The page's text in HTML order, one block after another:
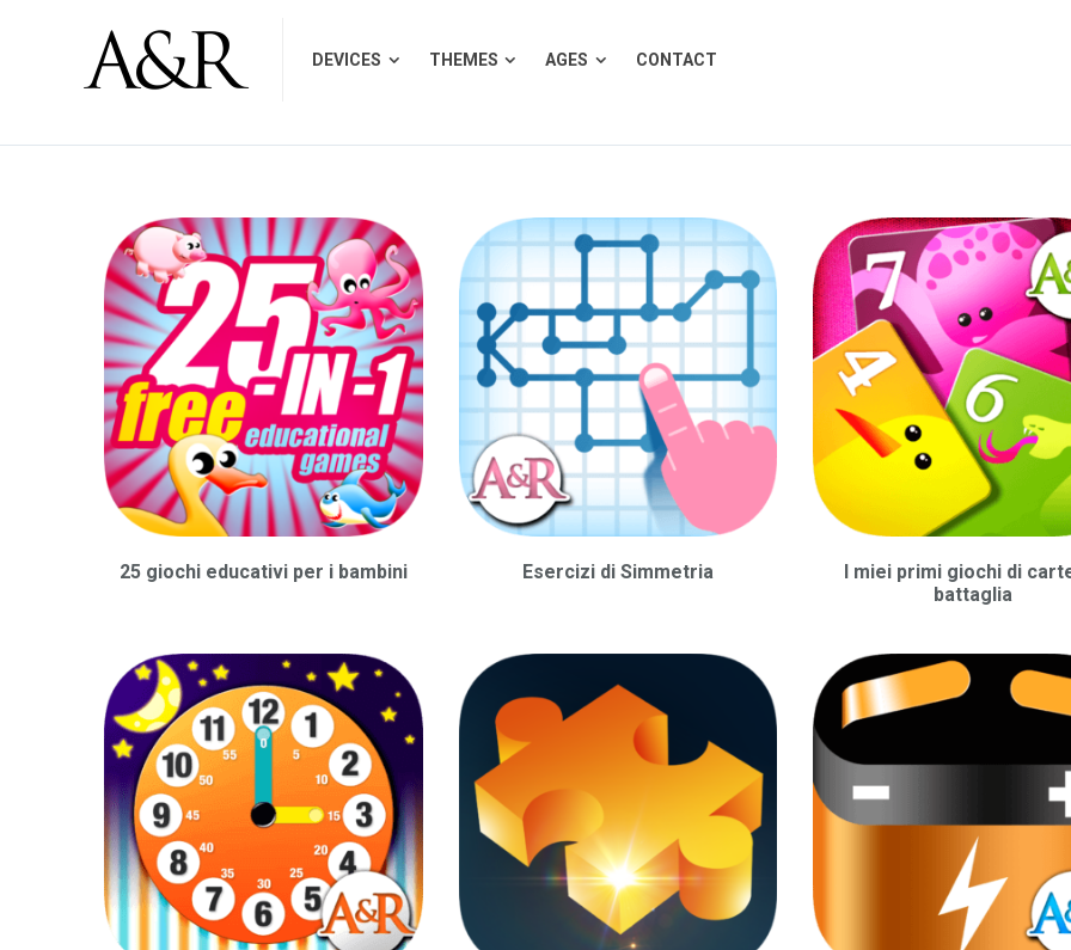
DEVICES THEMES AGES CONTACT
25 giochi educativi per i bambini Esercizi di Simmetria
I miei primi giochi di
battaglia